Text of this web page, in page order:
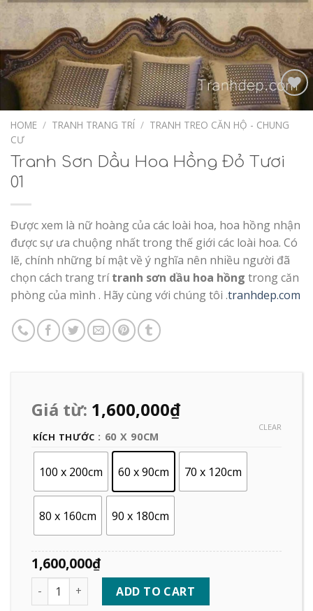
Add to
Wishlist
HOME / TRANH TRANG TRÍ / TRANH TREO CĂN HỘ - CHUNG
CƯ
Tranh Sơn Dầu Hoa Hồng Đỏ Tươi
01
Được xem là nữ hoàng của các loài hoa, hoa hồng nhận
được sự ưa chuộng nhất trong thế giới các loài hoa. Có
lẽ, chính những bí mật về ý nghĩa nên nhiều người đã
chọn cách trang trítranh sơn dầu hoa hồng trong căn
phòng của mình . Hãy cùng với chúng tôi .tranhdep.com
Giá từ: 1,600,000₫
KÍCH THƯỚC : 60 X 90CM
100 x 200cm 60 x 90cm 70 x 120cm
80 x 160cm 90 x 180cm
CLEAR
1,600,000₫
Quantity ADD TO CART